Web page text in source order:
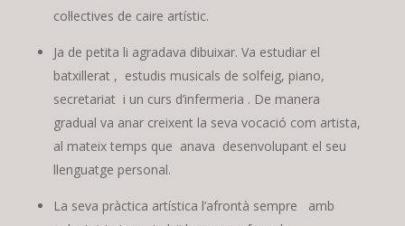
col·lectives de caire artístic.
Ja de petita li agradava dibuixar. Va estudiar el
batxillerat , estudis musicals de solfeig, piano,
secretariat i un curs d’infermeria . De manera
gradual va anar creixent la seva vocació com artista,
al mateix temps que anava desenvolupant el seu
llenguatge personal.
La seva pràctica artística l’afrontà sempre amb